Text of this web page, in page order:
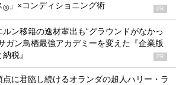
® 」×コンディショニング術 PR
ルン移籍の逸材輩出も“グラウンドがなかっ
ガン鳥栖最強アカデミーを変えた『企業版
税』
PR
点に君臨し続けるオランダの超人ハリー・ラ